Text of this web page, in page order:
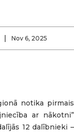
| Nov 6, 2025
notika pirmais
ar nākotni”
12 dalībnieki –